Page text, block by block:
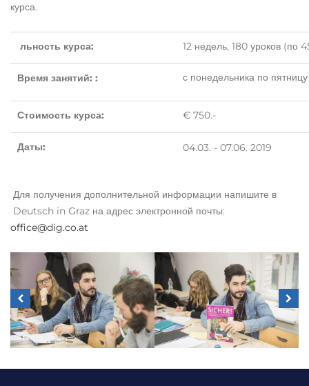
курса.
льность курса: 12 недель, 180 уроков (по
Время занятий: : с понедельника по
Стоимость курса: € 750.-
Даты: 04.03. - 07.06. 2019
Для получения дополнительной информации напишите в
Deutsch in Graz на адрес электронной почты:
office@dig.co.at